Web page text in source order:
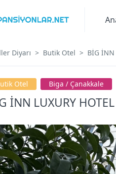
Diyarı Butik Otel BİG İNN
Otel Bi̇ga / Çanakkale
İNN LUXURY HOTEL